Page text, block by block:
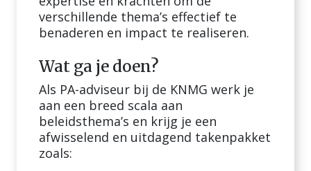
verschillende thema’s effectief te
benaderen en impact te realiseren.
Wat ga je doen?
Als PA-adviseur bij de KNMG werk je
aan een breed scala aan
beleidsthema’s en krijg je een
afwisselend en uitdagend takenpakket
zoals: